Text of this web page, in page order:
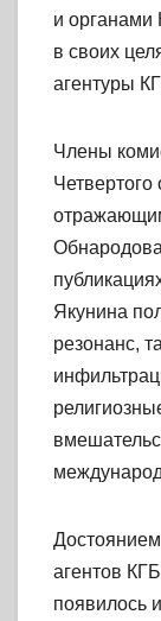
и
в своих
агентуры
Члены
Якунина
резонанс,
агентов
появилось